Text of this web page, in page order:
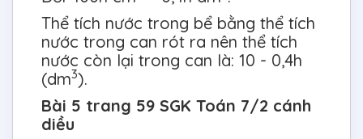
Thể tích nước trong bể bằng thể tích
nước trong can rót ra nên thể tích
nước còn lại trong can là: 10 - 0,4h
(dm3).
Bài 5 trang 59 SGK Toán 7/2 cánh
diều